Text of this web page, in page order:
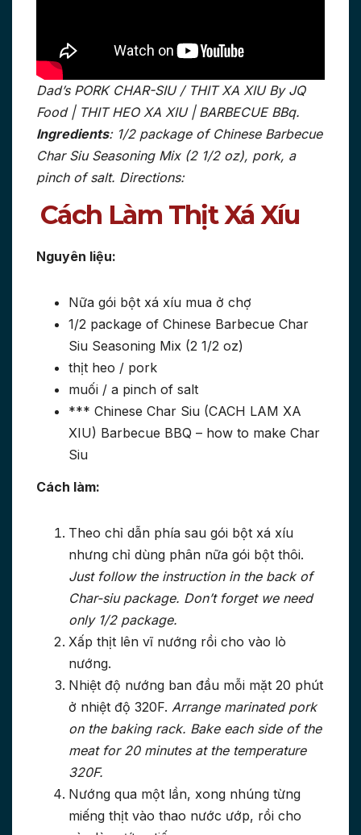
Dad’s PORK CHAR-SIU / THIT XA XIU By JQ
Food | THIT HEO XA XIU | BARBECUE BBq.
Ingredients: 1/2 package of Chinese Barbecue
Char Siu Seasoning Mix (2 1/2 oz), pork, a
pinch of salt. Directions:
Cách Làm Thịt Xá Xíu
Nguyên liệu:
Nữa gói bột xá xíu mua ở chợ
1/2 package of Chinese Barbecue Char
Siu Seasoning Mix (2 1/2 oz)
thịt heo / pork
muối / a pinch of salt
*** Chinese Char Siu (CACH LAM XA
XIU) Barbecue BBQ – how to make Char
Siu
Cách làm:
Theo chỉ dẫn phía sau gói bột xá xíu
nhưng chỉ dùng phân nữa gói bột thôi.
Just follow the instruction in the back of
Char-siu package. Don’t forget we need
only 1/2 package.
Xấp thịt lên vĩ nướng rồi cho vào lò
nướng.
Nhiệt độ nướng ban đầu mỗi mặt 20 phút
ở nhiệt độ 320F. Arrange marinated pork
on the baking rack. Bake each side of the
meat for 20 minutes at the temperature
320F.
Nướng qua một lần, xong nhúng từng
miếng thịt vào thao nước ướp, rồi cho